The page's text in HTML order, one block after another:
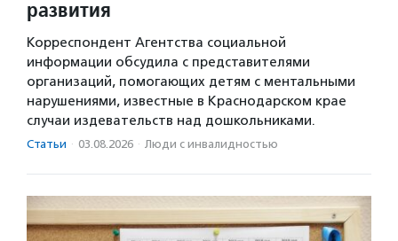
развития
Корреспондент Агентства социальной
информации обсудила с представителями
организаций, помогающих детям с ментальными
нарушениями, известные в Краснодарском крае
случаи издевательств над дошкольниками.
Статьи · 03.08.2026 · Люди с инвалидностью